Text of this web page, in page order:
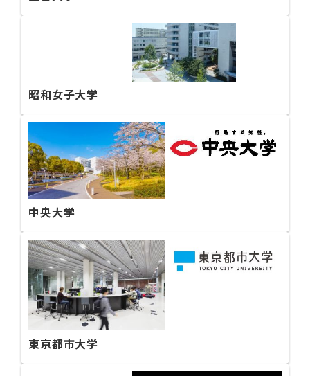
昭和女子大学
中央大学
東京都市大学